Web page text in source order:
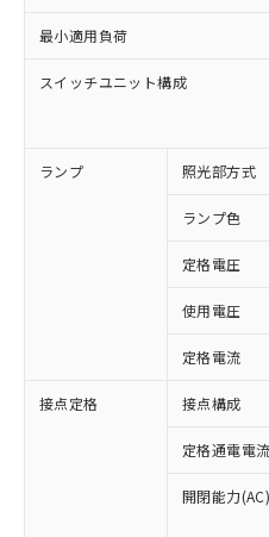
最小適用負荷
スイッチユニット構成
ランプ 照光部方式
ランプ色
定格電圧
使用電圧
定格電流
接点定格 接点構成
定格通電電流
開閉能力(AC)
ご利用条件
以下の条件をお読み
ご利用ください。
本サービスは、
商品の当社在庫
(税抜)を提供さ
当社制御機器
対応済み：EU
非含有に対応した製
対応予定：EU RoHS
有に対応した製品に
対応予定なし：EU
非含有に非対応の商
調査・確認中：EU
非含有の対応状況を
非該当品：ライセン
害物質有無と関係の
仕入先様の事情によ
「○」：最大均質材
基準値以下であるこ
「×」：最大均質材